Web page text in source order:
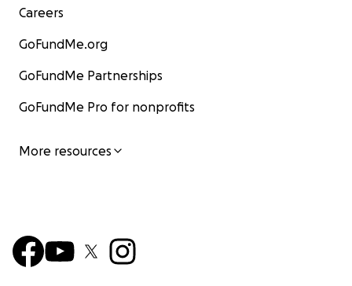
Careers
GoFundMe.org
GoFundMe Partnerships
GoFundMe Pro for nonprofits
More resources